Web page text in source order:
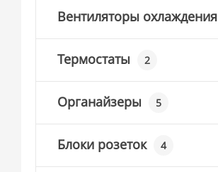
Вентиляторы охлаждения
Термостаты 2
Органайзеры 5
Блоки розеток 4